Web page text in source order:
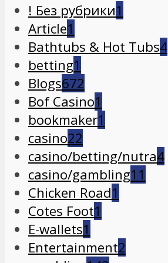
! Без рубрики1
Article1
Bathtubs & Hot Tubs4
betting1
Blogs672
Bof Casino1
bookmaker1
casino22
casino/betting/nutra4
casino/gambling11
Chicken Road1
Cotes Foot1
E-wallets1
Entertainment2